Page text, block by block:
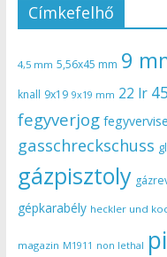
Címkefelhő
4,5 mm 5,56x45 mm 9
knall 9x19 9x19 mm 22 lr
fegyverjog
gasschreckschuss
gázpisztoly
gépkarabély heckler und
magazin M1911 non lethal